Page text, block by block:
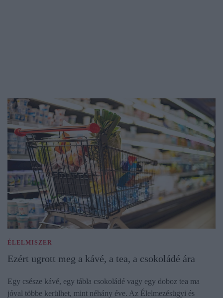
ÉLELMISZER
Ezért ugrott meg a kávé, a tea, a csokoládé ára
Egy csésze kávé, egy tábla csokoládé vagy egy doboz tea ma
jóval többe kerülhet, mint néhány éve. Az Élelmezésügyi és